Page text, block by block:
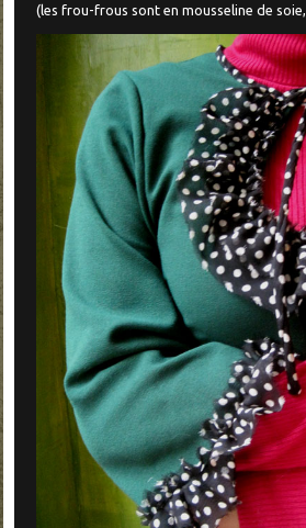
(les frou-frous sont en mousseline de